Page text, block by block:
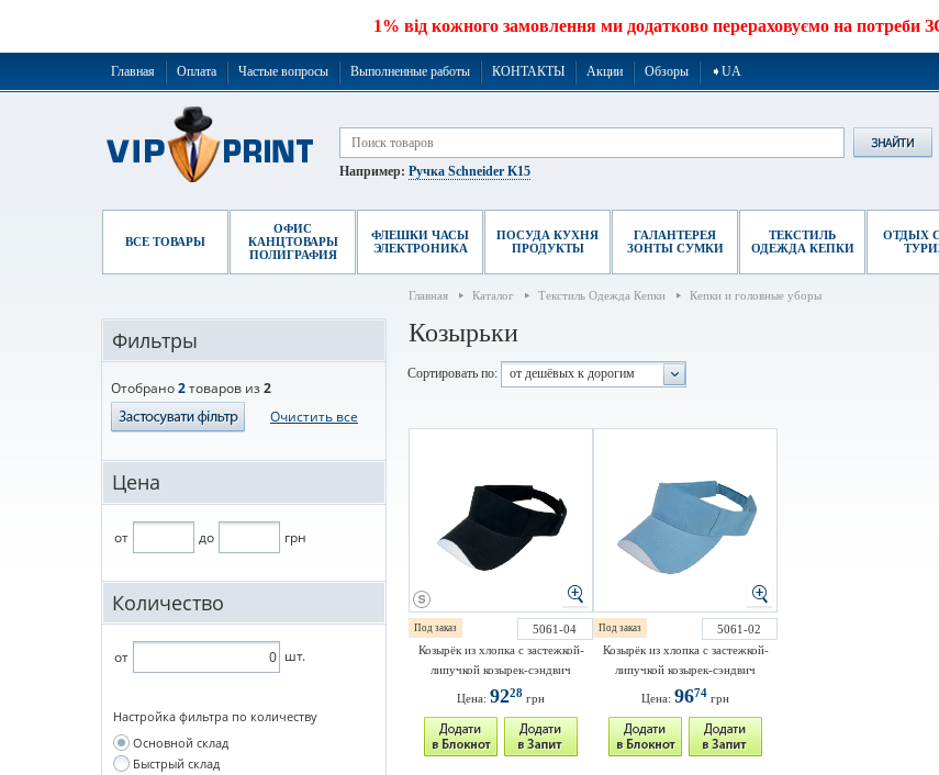
1% від кожного замовлення ми додатково перераховуємо на потреби
Главная Оплата Частые вопросы Выполненные работы КОНТАКТЫ Акции Обзоры ➧UA
Например: Ручка Schneider K15
ВСЕ ТОВАРЫ
ОФИС
КАНЦТОВАРЫ
ПОЛИГРАФИЯ
ФЛЕШКИ ЧАСЫ
ЭЛЕКТРОНИКА
ПОСУДА КУХНЯ
ПРОДУКТЫ
ГАЛАНТЕРЕЯ
ЗОНТЫ СУМКИ
ТЕКСТИЛЬ
ОДЕЖДА КЕПКИ
ОТДЫХ
Главная Каталог Текстиль Одежда Кепки Кепки и головные уборы
Фильтры
Отобрано2товаров из2
Очистить все
Цена
от до грн
Количество
от шт.
Настройка фильтра по количеству
Основной склад
Быстрый склад
Козырьки
Сортировать по: от дешёвых к дорогим
Под заказ
5061-04
Козырёк из хлопка с застежкой-
липучкой козырек-сэндвич
Цена: 9228 грн
Под заказ
5061-02
Козырёк из хлопка с застежкой-
липучкой козырек-сэндвич
Цена: 9674 грн